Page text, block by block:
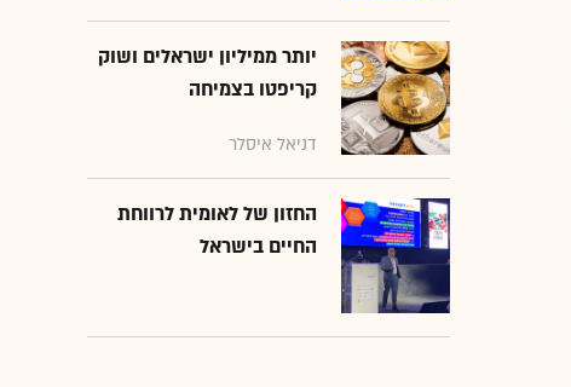
יותר ממיליון ישראלים ושוק
קריפטו בצמיחה
דניאל איסלר
החזון של לאומית לרווחת
החיים בישראל